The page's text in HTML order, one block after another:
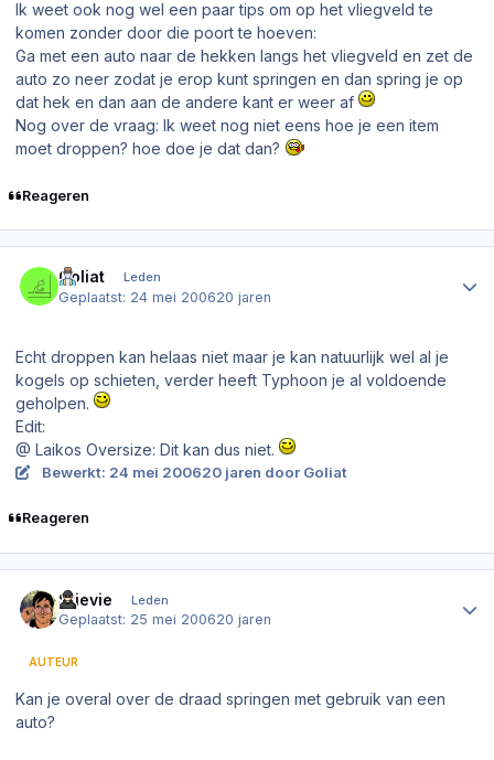
Ik weet ook nog wel een paar tips om op het vliegveld te
komen zonder door die poort te hoeven:
Ga met een auto naar de hekken langs het vliegveld en zet de
auto zo neer zodat je erop kunt springen en dan spring je op
dat hek en dan aan de andere kant er weer af
Nog over de vraag: Ik weet nog niet eens hoe je een item
moet droppen? hoe doe je dat dan?
Reageren
Goliat Leden
Geplaatst: 24 mei 200620 jaren
Echt droppen kan helaas niet maar je kan natuurlijk wel al je
kogels op schieten, verder heeft Typhoon je al voldoende
geholpen.
Edit:
@ Laikos Oversize: Dit kan dus niet.
Bewerkt: 24 mei 200620 jaren door Goliat
Reageren
Stievie Leden
Geplaatst: 25 mei 200620 jaren
AUTEUR
Kan je overal over de draad springen met gebruik van een
auto?